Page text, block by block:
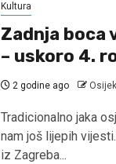
Kultura
Zadnja boca
– uskoro 4.
2 godine ago
Tradicionalno jaka
nam još lijepih
iz Zagreba...